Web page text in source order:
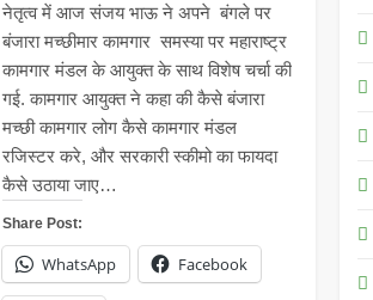
नेतृत्व में आज संजय भाऊ ने अपने बंगले पर
बंजारा मच्छीमार कामगार समस्या पर महाराष्ट्र
कामगार मंडल के आयुक्त के साथ विशेष चर्चा की
गई. कामगार आयुक्त ने कहा की कैसे बंजारा
मच्छी कामगार लोग कैसे कामगार मंडल
रजिस्टर करे, और सरकारी स्कीमो का फायदा
कैसे उठाया जाए…
Share Post:
WhatsApp Facebook